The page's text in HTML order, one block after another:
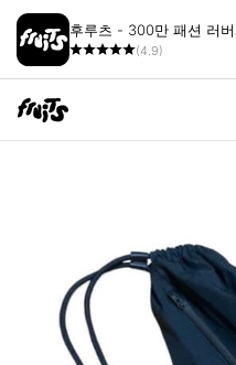
후루츠 - 300만 패션 러
(4.9)